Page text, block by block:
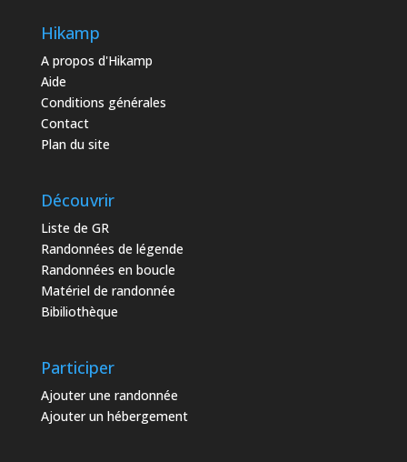
Hikamp
A propos d'Hikamp
Aide
Conditions générales
Contact
Plan du site
Découvrir
Liste de GR
Randonnées de légende
Randonnées en boucle
Matériel de randonnée
Bibiliothèque
Participer
Ajouter une randonnée
Ajouter un hébergement